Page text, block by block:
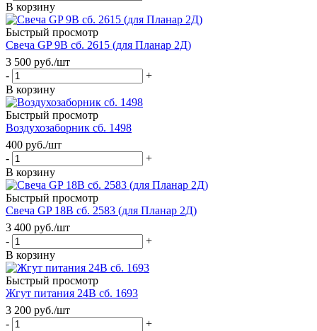
В корзину
Быстрый просмотр
Свеча GP 9В сб. 2615 (для Планар 2Д)
3 500 руб./шт
-
+
В корзину
Быстрый просмотр
Воздухозаборник сб. 1498
400 руб./шт
-
+
В корзину
Быстрый просмотр
Свеча GP 18В сб. 2583 (для Планар 2Д)
3 400 руб./шт
-
+
В корзину
Быстрый просмотр
Жгут питания 24В сб. 1693
3 200 руб./шт
-
+